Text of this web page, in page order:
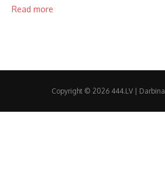
Read more
Copyright © 2026 444.LV | Darbina